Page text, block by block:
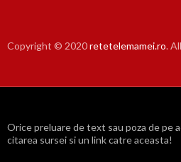
Copyright © 2020retetelemamei.ro.
Orice preluare de text sau poza de pe
citarea sursei si un link catre aceasta!